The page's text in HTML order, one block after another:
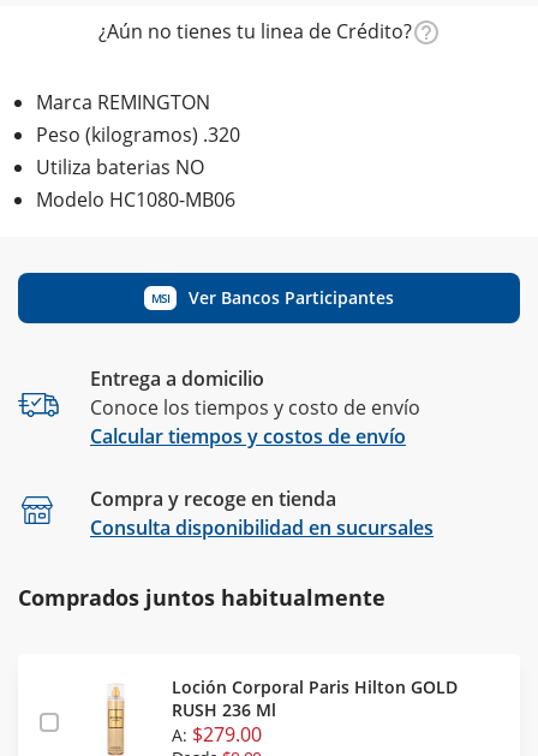
¿Aún no tienes tu linea de Crédito?
Marca REMINGTON
Peso (kilogramos) .320
Utiliza baterias NO
Modelo HC1080-MB06
MSI Ver Bancos Participantes
Entrega a domicilio
Conoce los tiempos y costo de envío
Calcular tiempos y costos de envío
Compra y recoge en tienda
Consulta disponibilidad en sucursales
Comprados juntos habitualmente
Loción Corporal Paris Hilton GOLD
RUSH 236 Ml
A: $279.00